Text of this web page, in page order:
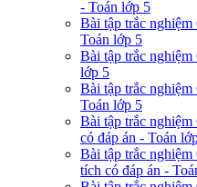
- Toán lớp 5
Bài tập trắc
Toán lớp 5
Bài tập trắc nghiệm
lớp 5
Bài tập trắc nghiệm
Toán lớp 5
Bài tập trắc
có đáp án - Toán
Bài tập trắc
tích có đáp án -